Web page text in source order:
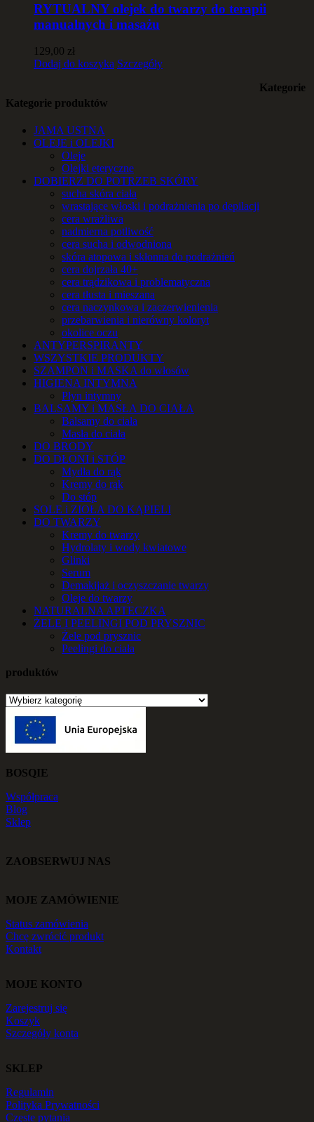
RYTUALNY olejek do twarzy do terapii
manualnych i masażu
129,00 zł
Dodaj do koszyka Szczegóły
Kategorie produktów
JAMA USTNA
OLEJE i OLEJKI
Oleje
Olejki eteryczne
DOBIERZ DO POTRZEB SKÓRY
sucha skóra ciała
wrastające włoski i podrażnienia po depilacji
cera wrażliwa
nadmierna potliwość
cera sucha i odwodniona
skóra atopowa i skłonna do podrażnień
cera dojrzała 40+
cera trądzikowa i problematyczna
cera tłusta i mieszana
cera naczynkowa i zaczerwienienia
przebarwienia i nierówny koloryt
okolice oczu
ANTYPERSPIRANTY
WSZYSTKIE PRODUKTY
SZAMPON i MASKA do włosów
HIGIENA INTYMNA
Płyn intymny
BALSAMY i MASŁA DO CIAŁA
Balsamy do ciała
Masła do ciała
DO BRODY
DO DŁONI i STÓP
Mydła do rąk
Kremy do rąk
Do stóp
SOLE i ZIOŁA DO KĄPIELI
DO TWARZY
Kremy do twarzy
Hydrolaty i wody kwiatowe
Glinki
Serum
Demakijaż i oczyszczanie twarzy
Oleje do twarzy
NATURALNA APTECZKA
ŻELE I PEELINGI POD PRYSZNIC
Żele pod prysznic
Peelingi do ciała
Kategorie
produktów
BOSQIE
Współpraca
Blog
Sklep
ZAOBSERWUJ NAS
MOJE ZAMÓWIENIE
Status zamówienia
Chcę zwrócić produkt
Kontakt
MOJE KONTO
Zarejestruj się
Koszyk
Szczegóły konta
SKLEP
Regulamin
Polityka Prywatności
Częste pytania